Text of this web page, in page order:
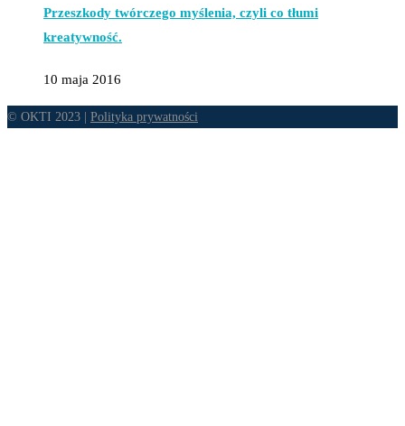
Przeszkody twórczego myślenia, czyli co tłumi
kreatywność.
10 maja 2016
© OKTI 2023 | Polityka prywatności